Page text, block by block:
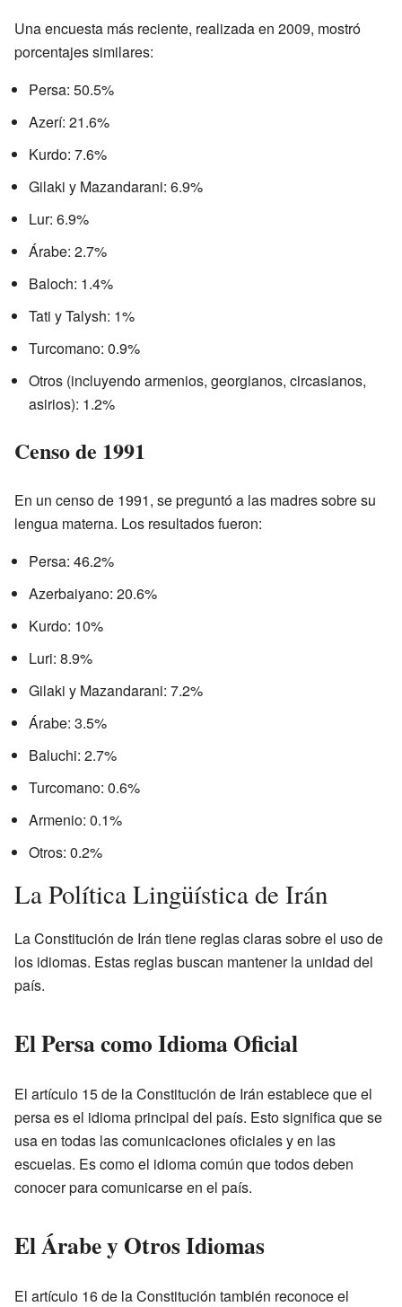
Una encuesta más reciente, realizada en 2009, mostró
porcentajes similares:
Persa: 50.5%
Azerí: 21.6%
Kurdo: 7.6%
Gilaki y Mazandarani: 6.9%
Lur: 6.9%
Árabe: 2.7%
Baloch: 1.4%
Tati y Talysh: 1%
Turcomano: 0.9%
Otros (incluyendo armenios, georgianos, circasianos,
asirios): 1.2%
Censo de 1991
En un censo de 1991, se preguntó a las madres sobre su
lengua materna. Los resultados fueron:
Persa: 46.2%
Azerbaiyano: 20.6%
Kurdo: 10%
Luri: 8.9%
Gilaki y Mazandarani: 7.2%
Árabe: 3.5%
Baluchi: 2.7%
Turcomano: 0.6%
Armenio: 0.1%
Otros: 0.2%
La Política Lingüística de Irán
La Constitución de Irán tiene reglas claras sobre el uso de
los idiomas. Estas reglas buscan mantener la unidad del
país.
El Persa como Idioma Oficial
El artículo 15 de la Constitución de Irán establece que el
persa es el idioma principal del país. Esto significa que se
usa en todas las comunicaciones oficiales y en las
escuelas. Es como el idioma común que todos deben
conocer para comunicarse en el país.
El Árabe y Otros Idiomas
El artículo 16 de la Constitución también reconoce el